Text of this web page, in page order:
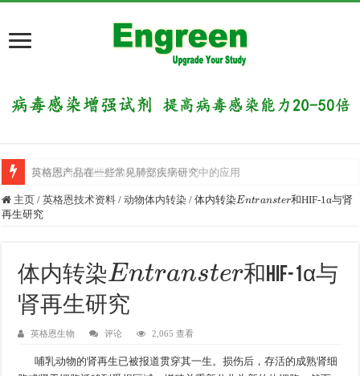
英格恩产品在一些常见肺部疾病研究中的应用
目前国内有哪些好的科研交流平台？
主页 / 英格恩技术资料 / 动物体内转染 / 体内转染 En r r
和HIF-1α与肾
再生研究
体内转染
En ra
和HIF-1α与
肾再生研究
英格恩生物 评论 2,065 查看
哺乳动物的肾再生已被报道贯穿其一生。损伤后，存活的成熟肾细